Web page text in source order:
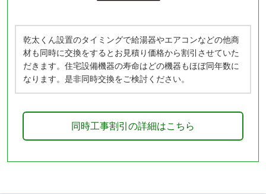
乾太くん設置のタイミングで給湯器やエアコンなどの他商
材も同時に交換をするとお見積り価格から割引させていた
だきます。住宅設備機器の寿命はどの機器もほぼ同年数に
なります。是非同時交換をご検討ください。
同時工事割引の詳細はこちら